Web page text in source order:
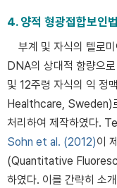
4. 양적 형광접합보인
부계 및 자식의 텔로
DNA의 상대적 함량으
및 12주령 자식의 익 정
Healthcare, Sweden)
처리하여 제작하였다.
Sohn et al. (2012)이
(Quantitative
하였다. 이를 간략히 소